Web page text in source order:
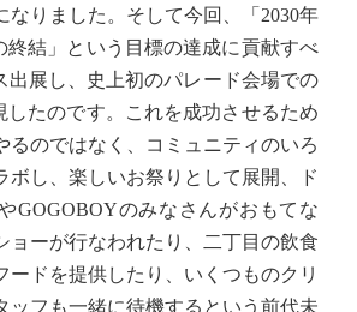
なりました。そして今回、「2030年
終結」という目標の達成に貢献すべ
出展し、史上初のパレード会場での
たのです。これを成功させるため
るのではなく、コミュニティのいろ
ボし、楽しいお祭りとして展開、ド
GOGOBOYのみなさんがおもてな
ョーが行なわれたり、二丁目の飲食
ードを提供したり、いくつものクリ
ッフも一緒に待機するという前代未